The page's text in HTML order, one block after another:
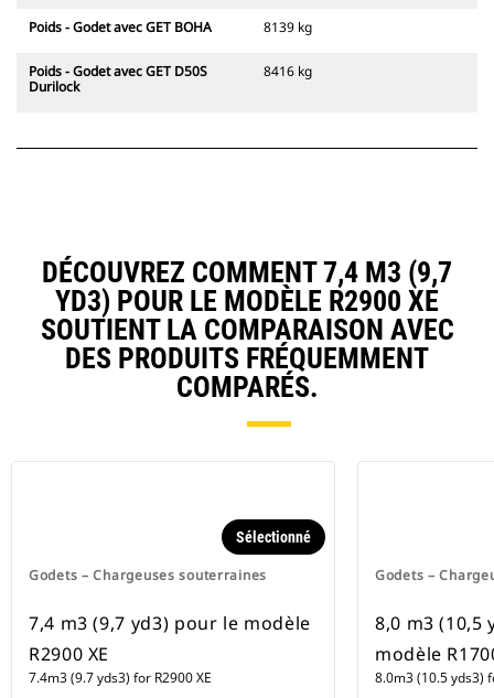
Poids - Godet avec GET BOHA 8139 kg
Poids - Godet avec GET D50S
Durilock
8416 kg
DÉCOUVREZ COMMENT 7,4 M3 (9,7
YD3) POUR LE MODÈLE R2900 XE
SOUTIENT LA COMPARAISON AVEC
DES PRODUITS FRÉQUEMMENT
COMPARÉS.
Godets – Chargeuses souterraines
Sélectionné
7,4 m3 (9,7 yd3) pour le modèle
R2900 XE
7.4m3 (9.7 yds3) for R2900 XE
Godets –
8,0 m3 (10,5
modèle
8.0m3 (10.5 yds3)